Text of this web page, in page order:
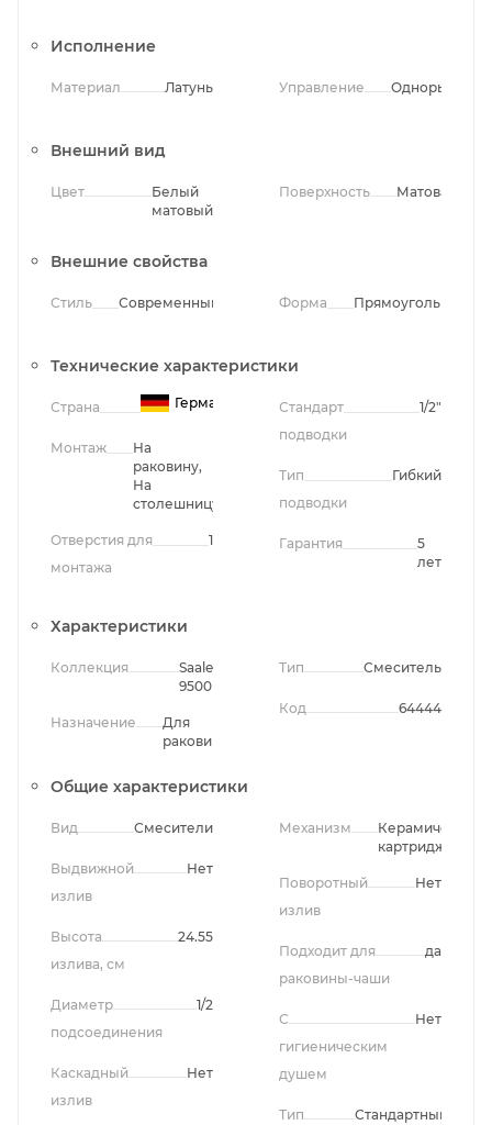
Исполнение
Материал Латунь Управление
Внешний вид
Цвет
Белый
матовый
Поверхность Матовая
Внешние свойства
Стиль Современный Форма Прямоугольная
Технические характеристики
Страна Германия
Монтаж
На
раковину,
На
столешницу
Отверстия для
монтажа
1
Стандарт
подводки
1/2"
Тип
подводки
Гибкий
Гарантия
5
лет
Характеристики
Коллекция
Saale
9500
Назначение
Для
раковины
Тип Смеситель
Код 64444
Общие характеристики
Вид Смесители
Выдвижной
излив
Нет
Высота
излива, см
24.55
Диаметр
подсоединения
1/2
Каскадный
излив
Нет
Механизм
Керамический
картридж
Поворотный
излив
Нет
Подходит для
раковины-чаши
да
С
гигиеническим
душем
Нет
Тип
Стандартный